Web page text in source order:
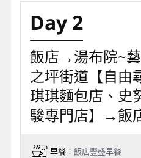
Day 2
飯店→湯布院~
之坪街道【自由
琪琪麵包店、史
駿專門店】→飯
早餐：飯店豐盛早餐